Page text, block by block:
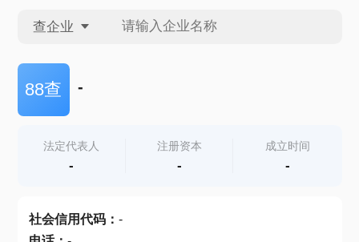
查企业
查企业
查产地
88查 -
法定代表人
-
注册资本
-
成立时间
-
社会信用代码： -